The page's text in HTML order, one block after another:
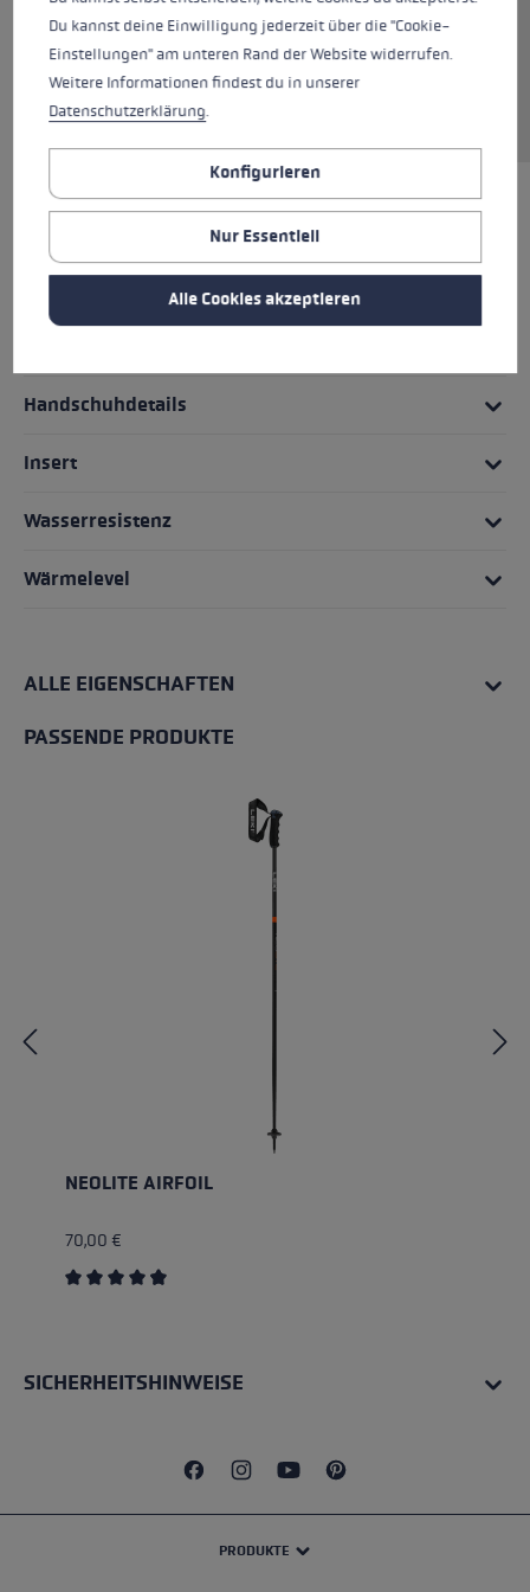
an der Handfläche sorgt ein Grip Patch für
optimale Griffigkeit. Die Zero Modelle haben
kein integriertes Trigger System und sind
vielseitig einsetzbar.
Griff - Schlaufe/Handschuh System
Handschuhdetails
Insert
Wasserresistenz
Wärmelevel
ALLE EIGENSCHAFTEN
PASSENDE PRODUKTE
NEOLITE AIRFOIL
70,00 €
SICHERHEITSHINWEISE
PRODUKTE
Du kannst deine Einwilligung jederzeit über die "Cookie-
Einstellungen" am unteren Rand der Website widerrufen.
Weitere Informationen findest du in unserer
Datenschutzerklärung.
Konfigurieren
Nur Essentiell
Alle Cookies akzeptieren